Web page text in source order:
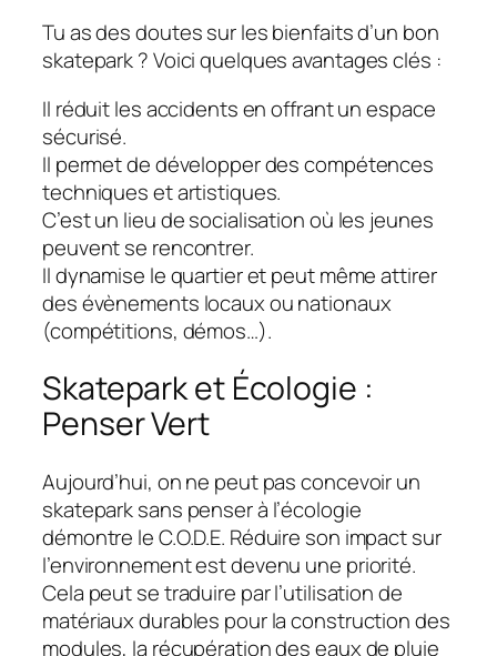
Tu as des doutes sur les bienfaits d’un bon
skatepark ? Voici quelques avantages clés :
Il réduit les accidents en offrant un espace
sécurisé.
Il permet de développer des compétences
techniques et artistiques.
C’est un lieu de socialisation où les jeunes
peuvent se rencontrer.
Il dynamise le quartier et peut même attirer
des évènements locaux ou nationaux
(compétitions, démos…).
Skatepark et Écologie :
Penser Vert
Aujourd’hui, on ne peut pas concevoir un
skatepark sans penser à l’écologie
démontre le C.O.D.E. Réduire son impact sur
l’environnement est devenu une priorité.
Cela peut se traduire par l’utilisation de
matériaux durables pour la construction des
modules, la récupération des eaux de pluie